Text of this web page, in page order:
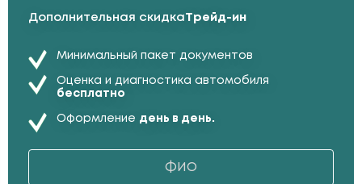
Дополнительная скидкаТрейд-ин
Минимальный пакет документов
Оценка и диагностика автомобиля
бесплатно
Оформление день в день.